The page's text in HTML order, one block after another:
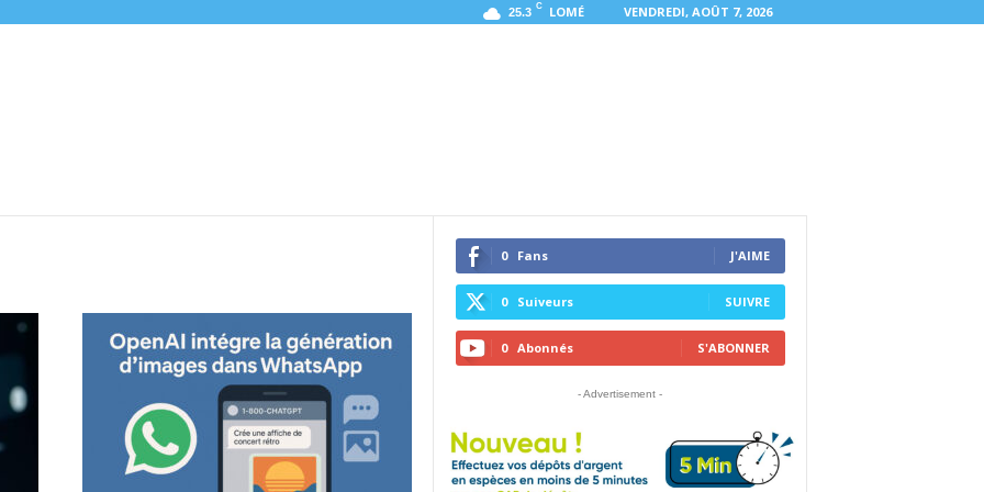
25.3 C LOMÉ VENDREDI, AOÛT 7, 2026
0 Fans J'AIME
0 Suiveurs SUIVRE
0 Abonnés S'ABONNER
- Advertisement -